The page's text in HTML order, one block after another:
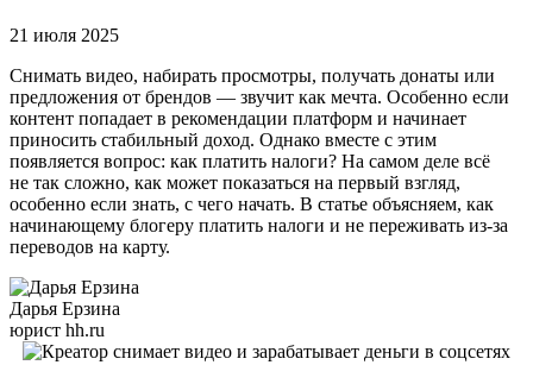
21 июля 2025
Снимать видео, набирать просмотры, получать донаты или
предложения от брендов — звучит как мечта. Особенно если
контент попадает в рекомендации платформ и начинает
приносить стабильный доход. Однако вместе с этим
появляется вопрос: как платить налоги? На самом деле всё
не так сложно, как может показаться на первый взгляд,
особенно если знать, с чего начать. В статье объясняем, как
начинающему блогеру платить налоги и не переживать из-за
переводов на карту.
Дарья Ерзина
юрист hh.ru